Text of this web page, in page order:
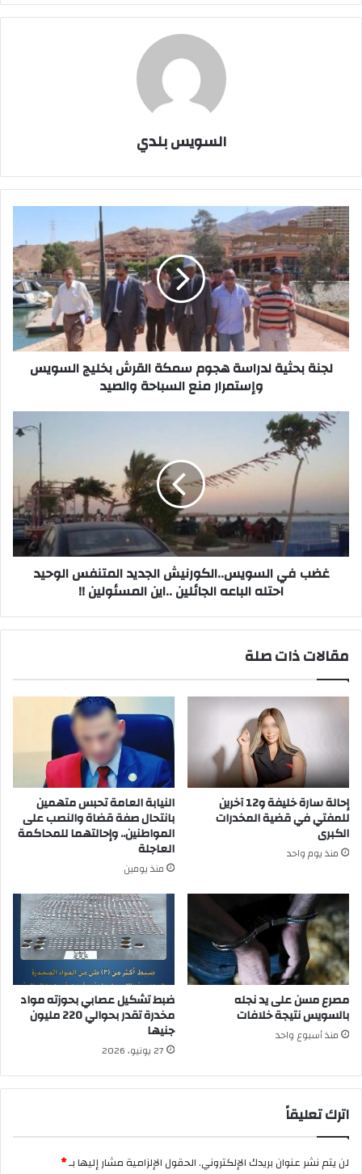
السويس بلدي
لجنة
بحثية
لدراسة
هجوم
سمكة
القرش
بخليج
السويس
وإستمرار
منعلجنة بحثية لدراسة هجوم سمكة القرش بخليج السويس
وإستمرار منع السباحة والصيد
غضب
السويس..الكورنيش
المتنفس
الوحيد
احتله
الباعه
الجائلين
غضب في السويس..الكورنيش الجديد المتنفس الوحيد
احتله الباعه الجائلين ..اين المسئولين !!
مقالات ذات صلة
إحالة سارة خليفة و12 آخرين
للمفتي في قضية المخدرات
الكبرى
منذ يوم واحد
النيابة العامة تحبس متهمين
بانتحال صفة قضاة والنصب على
المواطنين.. وإحالتهما للمحاكمة
العاجلة
منذ يومين
مصرع مسن على يد نجله
بالسويس نتيجة خلافات
منذ أسبوع واحد
ضبط تشكيل عصابي بحوزته مواد
مخدرة تقدر بحوالي 220 مليون
جنيها
27 يونيو، 2026
اترك تعليقاً
لن يتم نشر عنوان بريدك الإلكتروني.الحقول الإلزامية مشار إليها بـ*